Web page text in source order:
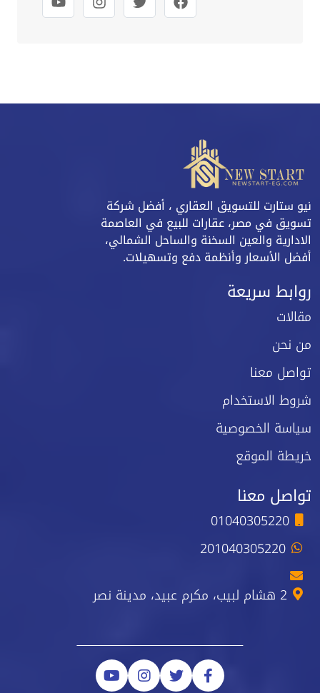
نيو ستارت للتسويق العقاري ، أفضل شركة
تسويق في مصر، عقارات للبيع في العاصمة
الادارية والعين السخنة والساحل الشمالي،
أفضل الأسعار وأنظمة دفع وتسهيلات.
روابط سريعة
مقالات
من نحن
تواصل معنا
شروط الاستخدام
سياسة الخصوصية
خريطة الموقع
تواصل معنا
01040305220
201040305220
2 هشام لبيب، مكرم عبيد، مدينة نصر